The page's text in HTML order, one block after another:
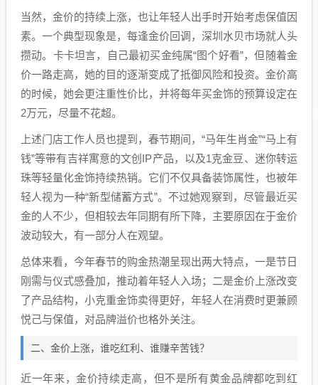
当然，金价的持续上涨，也让年轻人出手时开始考虑保值因
素。一个典型现象是，每逢金价回调，深圳水贝市场就人头
攒动。卡卡坦言，自己最初买金纯属“图个好看”，但随着金
价一路走高，她的目的逐渐变成了抵御风险和投资。金价高
的时候，她会更注重性价比，并将每年买金饰的预算设定在
2万元，尽量不花超。
上述门店工作人员也提到，春节期间，“马年生肖金”“马上有
钱”等带有吉祥寓意的文创IP产品，以及1克金豆、迷你转运
珠等轻量化金饰持续热销。它们不仅具备装饰属性，也被年
轻人视为一种“新型储蓄方式”。不过她观察到，尽管最近买
金的人不少，但相较去年同期有所下降，主要原因在于金价
波动较大，有一部分人在观望。
总体来看，今年春节的购金热潮呈现出两大特点，一是节日
刚需与仪式感叠加，推动着年轻人入场；二是金价上涨改变
了产品结构，小克重金饰卖得更好，年轻人在消费时更兼顾
悦己与保值，对品牌溢价也格外关注。
二、金价上涨，谁吃红利、谁赚辛苦钱？
近一年来，金价持续走高，但不是所有黄金品牌都吃到红